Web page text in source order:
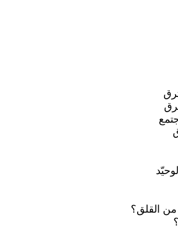
من القلق؟